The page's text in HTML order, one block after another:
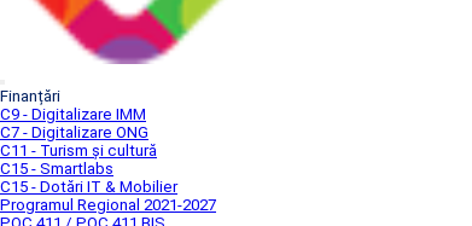
Finanțări
C9 - Digitalizare IMM
C7 - Digitalizare ONG
C11 - Turism și cultură
C15 - Smartlabs
C15 - Dotări IT & Mobilier
Programul Regional 2021-2027